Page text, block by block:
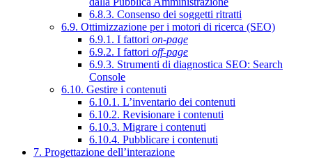
6.8.3. Consenso dei soggetti ritratti
6.9. Ottimizzazione per i motori di ricerca (SEO)
6.9.1. I fattori on-page
6.9.2. I fattori off-page
6.9.3. Strumenti di diagnostica SEO: Search
Console
6.10. Gestire i contenuti
6.10.1. L’inventario dei contenuti
6.10.2. Revisionare i contenuti
6.10.3. Migrare i contenuti
6.10.4. Pubblicare i contenuti
7. Progettazione dell’interazione